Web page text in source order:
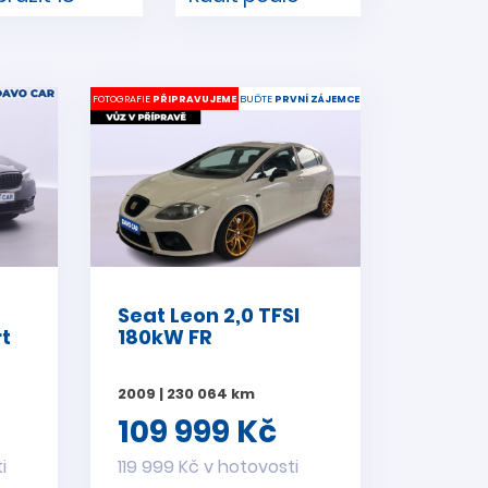
FOTOGRAFIE PŘIPRAVUJEME BUĎTE PRVNÍ ZÁJEMCE
Seat Leon 2,0 TFSI
180kW FR
2009 | 230 064 km
109 999 Kč
119 999 Kč v hotovosti